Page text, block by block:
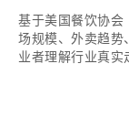
基于美国餐饮协
场规模、外卖趋势
业者理解行业真实